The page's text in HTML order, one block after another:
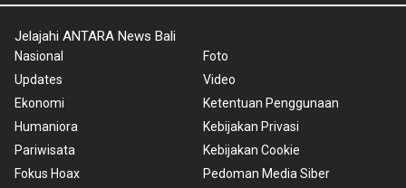
Jelajahi ANTARA News Bali
Nasional
Updates
Ekonomi
Humaniora
Pariwisata
Fokus Hoax
Foto
Video
Ketentuan Penggunaan
Kebijakan Privasi
Kebijakan Cookie
Pedoman Media Siber